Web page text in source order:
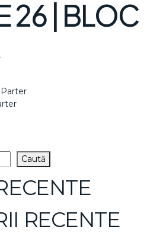
26 | BLOC
Parter
Caută
RECENTE